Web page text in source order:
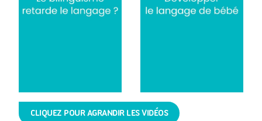
CLIQUEZ POUR AGRANDIR LES VIDÉOS